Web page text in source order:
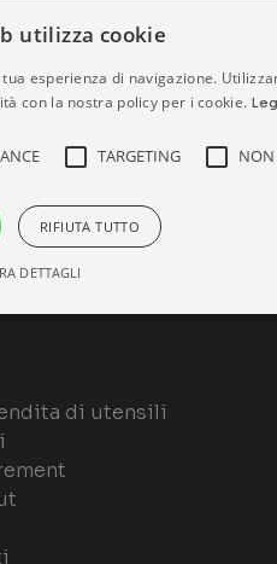
di utensili
utilizza cookie
esperienza di navigazione.
con la nostra policy per i cookie.
TARGETING NON
RIFIUTA TUTTO
DETTAGLI
web come l'accesso dell'utente e la
necessari.
il banner dei cookie di Cookie-Script.com